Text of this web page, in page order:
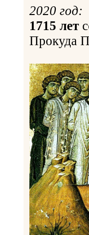
2020 год:
1715 лет
Прокуда